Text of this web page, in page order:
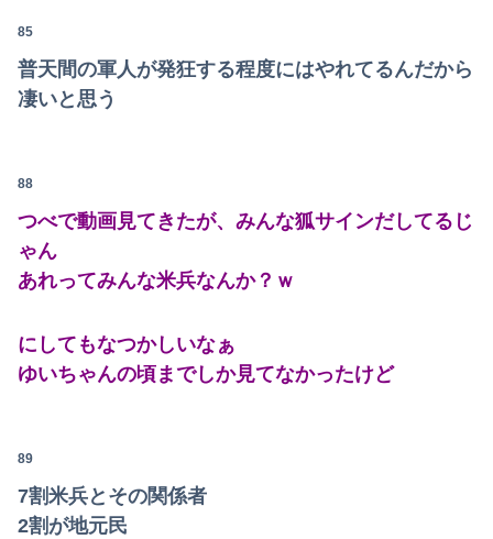
85
普天間の軍人が発狂する程度にはやれてるんだから
凄いと思う
88
つべで動画見てきたが、みんな狐サインだしてるじ
ゃん
あれってみんな米兵なんか？ｗ
にしてもなつかしいなぁ
ゆいちゃんの頃までしか見てなかったけど
89
7割米兵とその関係者
2割が地元民